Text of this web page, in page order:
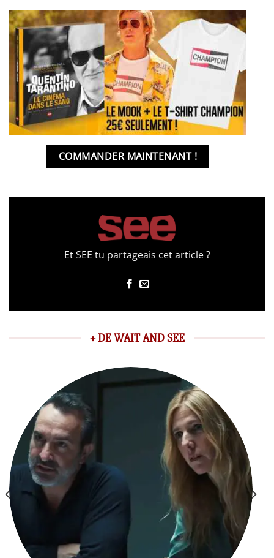
COMMANDER MAINTENANT !
Et SEE tu partageais cet article ?
+ DE WAIT AND SEE